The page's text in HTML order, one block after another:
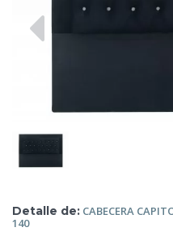
Detalle de: CABECERA
140